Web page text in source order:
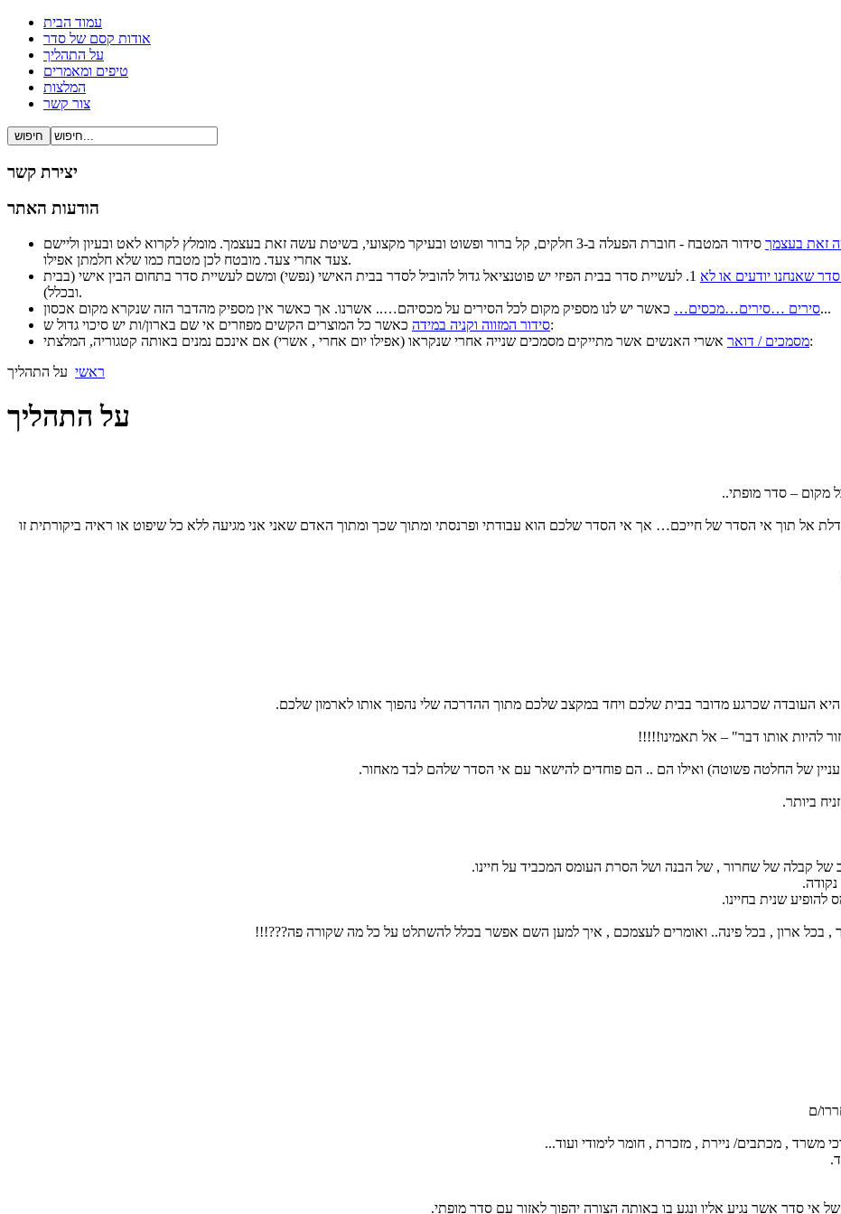
עמוד הבית
אודות קסם של סדר
על התהליך
טיפים ומאמרים
המלצות
צור קשר
יצירת קשר
הודעות האתר
זאת בעצמך
סידור המטבח - חוברת הפעלה ב-3 חלקים, קל ברור ופשוט ובעיקר מקצועי, בשיטת עשה זאת בעצמך. מומלץ לקרוא לאט ובעיון וליישם
צעד אחרי צעד. מובטח לכן מטבח כמו שלא חלמתן אפילו.
שאנחנו יודעים או לא
1. לעשיית סדר בבית הפיזי יש פוטנציאל גדול להוביל לסדר בבית האישי (נפשי) ומשם לעשיית סדר בתחום הבין אישי (בבית
ובכלל).
סירים …סירים…מכסים…כאשר יש לנו מספיק מקום לכל הסירים על מכסיהם….. אשרנו. אך כאשר אין מספיק מהדבר הזה שנקרא מקום אכסון...
סידור המזווה וקניה במידהכאשר כל המוצרים הקשים מפוזרים אי שם בארון/ות יש סיכוי גדול ש:
מסמכים / דואראשרי האנשים אשר מתייקים מסמכים שנייה אחרי שנקראו (אפילו יום אחרי , אשרי) אם אינכם נמנים באותה קטגוריה, המלצתי:
ראשי על התהליך
על התהליך
מקום – סדר מופתי..
אל תוך אי הסדר של חייכם… אך אי הסדר שלכם הוא עבודתי ופרנסתי ומתוך שכך ומתוך האדם שאני אני מגיעה ללא כל שיפוט או ראיה ביקורתית זו
היא העובדה שכרגע מדובר בבית שלכם ויחד במקצב שלכם מתוך ההדרכה שלי נהפוך אותו לארמון שלכם.
להיות אותו דבר" – אל תאמינו!!!!!
של החלטה פשוטה) ואילו הם .. הם פוחדים להישאר עם אי הסדר שלהם לבד מאחור.
ביותר.
של קבלה של שחרור , של הבנה ושל הסרת העומס המכביד על חיינו.
שנית בחיינו.
, בכל ארון , בכל פינה.. ואומרים לעצמכם , איך למען השם אפשר בכלל להשתלט על כל מה שקורה פה???!!!